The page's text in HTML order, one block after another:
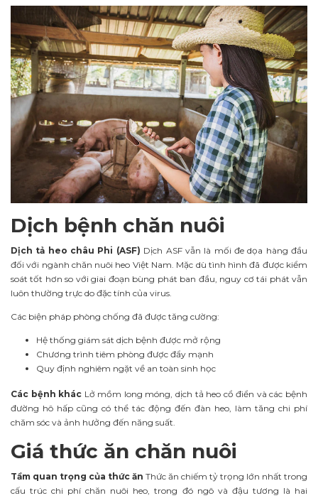
Dịch bệnh chăn nuôi
Dịch tả heo châu Phi (ASF) Dịch ASF vẫn là mối đe dọa hàng đầu
đối với ngành chăn nuôi heo Việt Nam. Mặc dù tình hình đã được kiểm
soát tốt hơn so với giai đoạn bùng phát ban đầu, nguy cơ tái phát vẫn
luôn thường trực do đặc tính của virus.
Các biện pháp phòng chống đã được tăng cường:
Hệ thống giám sát dịch bệnh được mở rộng
Chương trình tiêm phòng được đẩy mạnh
Quy định nghiêm ngặt về an toàn sinh học
Các bệnh khác Lở mồm long móng, dịch tả heo cổ điển và các bệnh
đường hô hấp cũng có thể tác động đến đàn heo, làm tăng chi phí
chăm sóc và ảnh hưởng đến năng suất.
Giá thức ăn chăn nuôi
Tầm quan trọng của thức ăn Thức ăn chiếm tỷ trọng lớn nhất trong
cấu trúc chi phí chăn nuôi heo, trong đó ngô và đậu tương là hai